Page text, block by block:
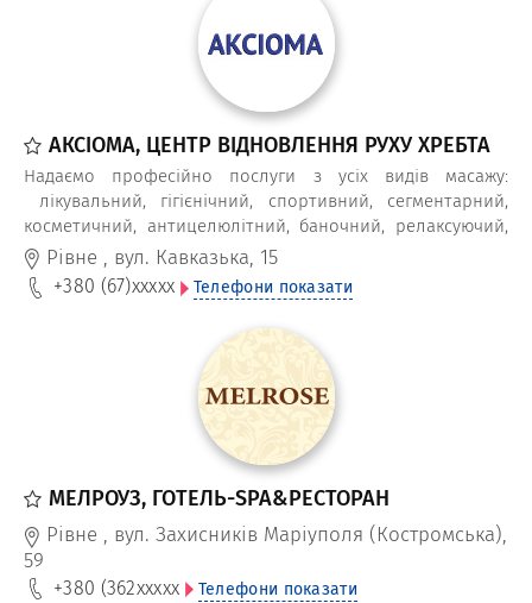
АКСІОМА, ЦЕНТР ВІДНОВЛЕННЯ РУХУ ХРЕБТА
Надаємо професійно послуги з усіх видів масажу:
лікувальний, гігієнічний, спортивний, сегментарний,
косметичний, антицелюлітний, баночний, релаксуючий,
масаж хребта тощо
Рівне , вул. Кавказька, 15
+380 (67)xxxxx Телефони показати
МЕЛРОУЗ, ГОТЕЛЬ-SPA&РЕСТОРАН
Рівне , вул. Захисників Маріуполя (Костромська),
59
+380 (362xxxxx Телефони показати